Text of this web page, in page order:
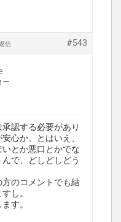
#543
信
ー
認する必要があり
心か。とはいえ、
とか悪口とかでな
で、どしどしどう
のコメントでも結
し。
す。